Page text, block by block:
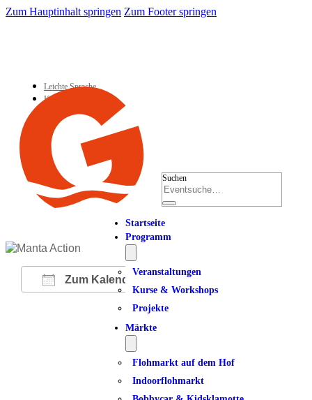
Zum Hauptinhalt springen Zum Footer springen
Leichte Sprache
Kontakt
Suchen
Startseite
Programm
Veranstaltungen
Kurse & Workshops
Projekte
Märkte
Flohmarkt auf dem Hof
Indoorflohmarkt
Zum Kalender hinzufügen
ICS herunterladen
Google Kalender
iCalendarOffice 365